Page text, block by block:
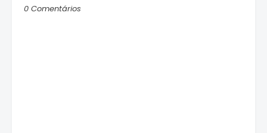
0 Comentários